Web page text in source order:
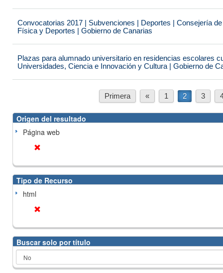
Convocatorias 2017 | Subvenciones | Deportes | Consejería
Física y Deportes | Gobierno de Canarias
Plazas para alumnado universitario en residencias escolares
Universidades, Ciencia e Innovación y Cultura | Gobierno de
Primera « 1 2 3
Origen del resultado
Página web
Tipo de Recurso
html
Buscar solo por título